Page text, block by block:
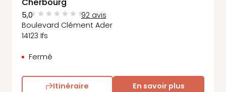
5,0
92 avis
Boulevard Clément Ader
14123 Ifs
Fermé
Itinéraire En savoir plus